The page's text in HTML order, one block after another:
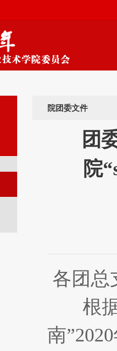
院团委文件
团
院
各团总
根据
南